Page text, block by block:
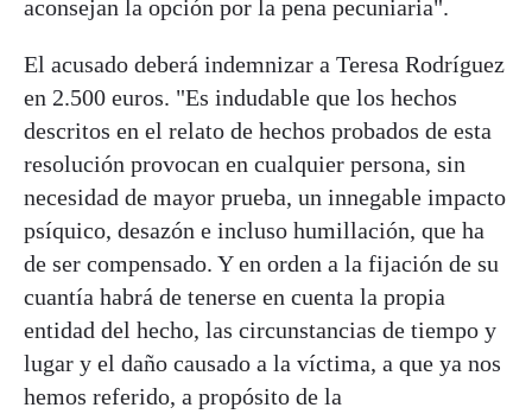
aconsejan la opción por la pena pecuniaria".
El acusado deberá indemnizar a Teresa Rodríguez
en 2.500 euros. "Es indudable que los hechos
descritos en el relato de hechos probados de esta
resolución provocan en cualquier persona, sin
necesidad de mayor prueba, un innegable impacto
psíquico, desazón e incluso humillación, que ha
de ser compensado. Y en orden a la fijación de su
cuantía habrá de tenerse en cuenta la propia
entidad del hecho, las circunstancias de tiempo y
lugar y el daño causado a la víctima, a que ya nos
hemos referido, a propósito de la